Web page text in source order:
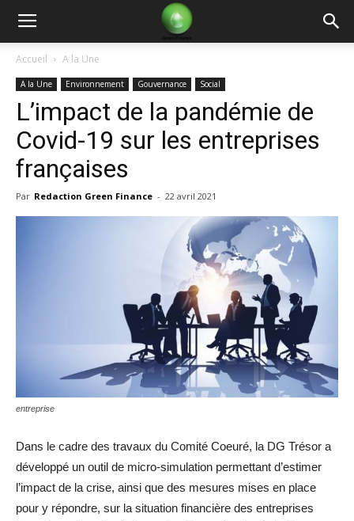
Green
Finance
Accueil A la Une
A la Une Environnement Gouvernance Social
L’impact de la pandémie de
Covid-19 sur les entreprises
françaises
Par Redaction Green Finance - 22 avril 2021
entreprise
Dans le cadre des travaux du Comité Coeuré, la DG Trésor a
développé un outil de micro-simulation permettant d’estimer
l’impact de la crise, ainsi que des mesures mises en place
pour y répondre, sur la situation financière des entreprises